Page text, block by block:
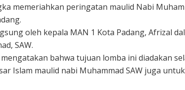
memeriahkan peringatan maulid Nabi
oleh kepala MAN 1 Kota Padang, Afrizal
SAW.
bahwa tujuan lomba ini diadakan
Islam maulid nabi Muhammad SAW juga